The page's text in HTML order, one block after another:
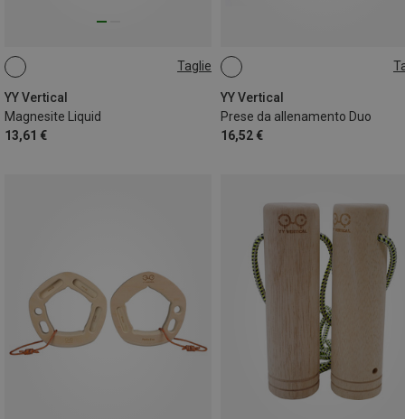
Taglie
YY Vertical
Magnesite Liquid
13,61 €
250ML
YY Vertical
Prese da allenamento Duo
16,52 €
ONE SIZE